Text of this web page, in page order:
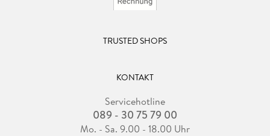
TRUSTED SHOPS
KONTAKT
Servicehotline
089 - 30 75 79 00
Mo. - Sa. 9.00 - 18.00 Uhr